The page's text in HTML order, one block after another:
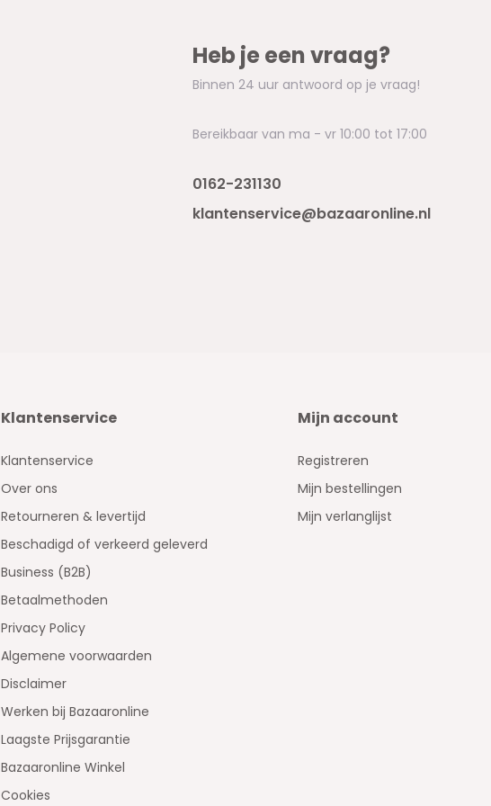
Heb je een vraag?
Binnen 24 uur antwoord op je vraag!
Bereikbaar van ma - vr 10:00 tot 17:00
0162-231130
klantenservice@bazaaronline.nl
Klantenservice
Klantenservice
Over ons
Retourneren & levertijd
Beschadigd of verkeerd geleverd
Business (B2B)
Betaalmethoden
Privacy Policy
Algemene voorwaarden
Disclaimer
Werken bij Bazaaronline
Laagste Prijsgarantie
Bazaaronline Winkel
Cookies
Mijn account
Registreren
Mijn bestellingen
Mijn verlanglijst